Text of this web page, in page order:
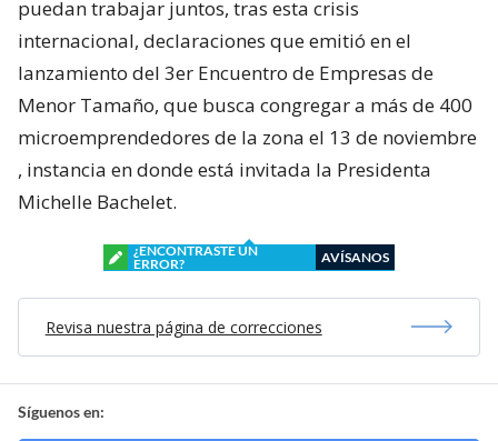
puedan trabajar juntos, tras esta crisis
internacional, declaraciones que emitió en el
lanzamiento del 3er Encuentro de Empresas de
Menor Tamaño, que busca congregar a más de 400
microemprendedores de la zona el 13 de noviembre
, instancia en donde está invitada la Presidenta
Michelle Bachelet.
¿ENCONTRASTE UN
ERROR?
AVÍSANOS
Revisa nuestra página de correcciones
Síguenos en: